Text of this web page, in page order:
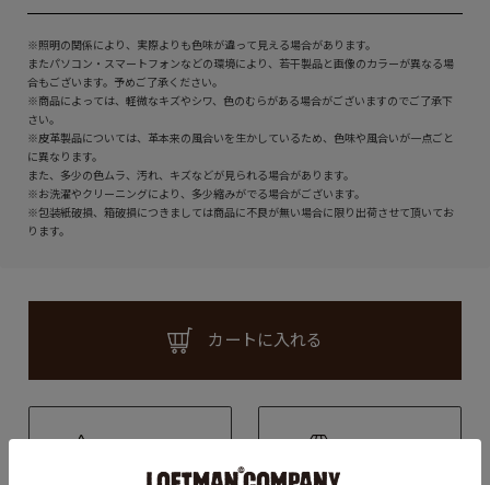
※照明の関係により、実際よりも色味が違って見える場合があります。
またパソコン・スマートフォンなどの環境により、若干製品と画像のカラーが異なる場
合もございます。予めご了承ください。
※商品によっては、軽微なキズやシワ、色のむらがある場合がございますのでご了承下
さい。
※皮革製品については、革本来の風合いを生かしているため、色味や風合いが一点ごと
に異なります。
また、多少の色ムラ、汚れ、キズなどが見られる場合があります。
※お洗濯やクリーニングにより、多少縮みがでる場合がございます。
※包装紙破損、箱破損につきましては商品に不良が無い場合に限り出荷させて頂いてお
ります。
カートに入れる
お気に入り 取扱店舗